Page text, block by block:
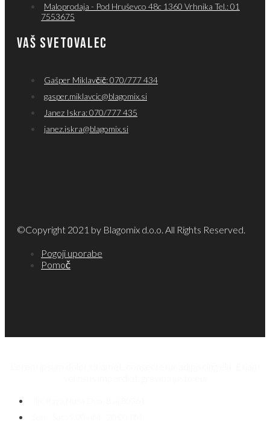
Maloprodaja - Pod Hruševco 48c 1360 Vrhnika Tel.: 01
7553675
VAŠ SVETOVALEC
Gašper Miklavčič: 070/777 434
gasper.miklavcic@blagomix.si
Janez Iskra: 070/777 435
janez.iskra@blagomix.si
©Copyright 2021 by Blagomix d.o.o. All Rights Reserved.
Pogoji uporabe
Pomoč